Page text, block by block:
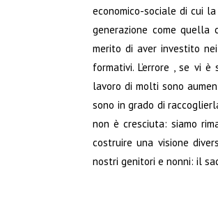
economico-sociale di cui
generazione come quella
merito di aver investito
formativi. L’errore , se vi
lavoro di molti sono
sono in grado di
non è cresciuta: siamo
costruire una visione
nostri genitori e nonni: il